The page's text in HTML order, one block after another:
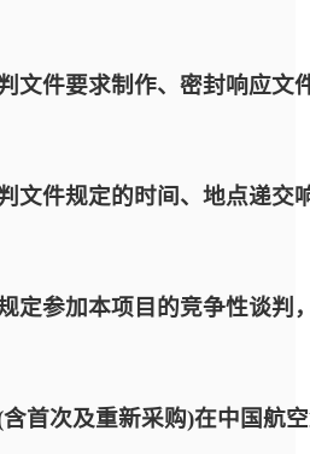
文件要求制作、密封响应文
文件规定的时间、地点递交
定参加本项目的竞争性谈判
首次及重新采购)在中国航